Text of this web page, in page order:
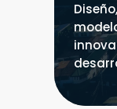
el